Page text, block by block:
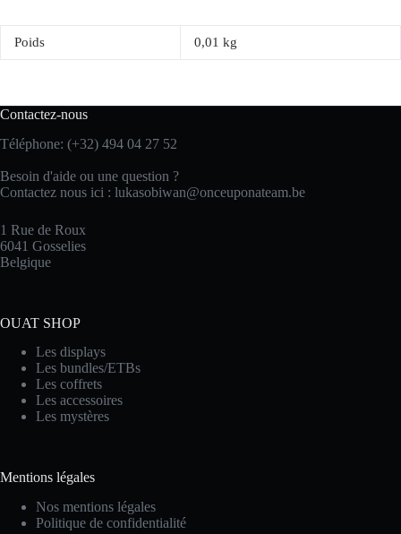
Poids 0,01 kg
Contactez-nous
Téléphone: (+32) 494 04 27 52
Besoin d'aide ou une question ?
Contactez nous ici : lukasobiwan@onceuponateam.be
1 Rue de Roux
6041 Gosselies
Belgique
OUAT SHOP
Les displays
Les bundles/ETBs
Les coffrets
Les accessoires
Les mystères
Mentions légales
Nos mentions légales
Politique de confidentialité